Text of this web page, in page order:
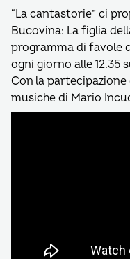
“La cantastorie” ci
Bucovina: La figlia
programma di favole
ogni giorno alle 12.35
Con la
musiche di Mario